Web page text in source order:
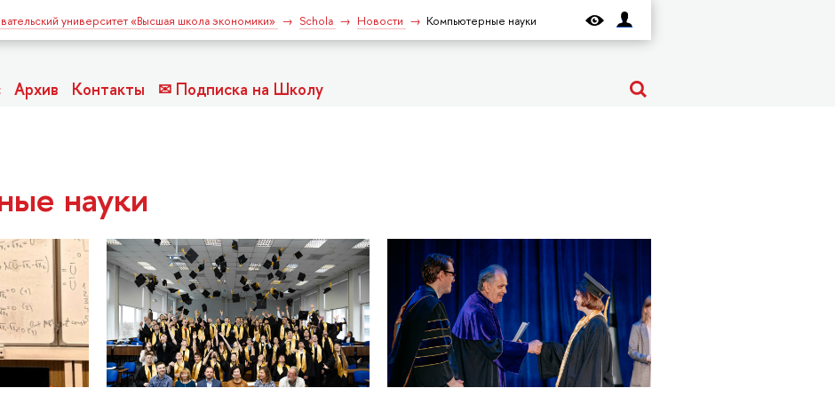
университет «Высшая школа экономики» Schola Новости Компьютерные науки
Архив Контакты ✉ Подписка на Школу
науки